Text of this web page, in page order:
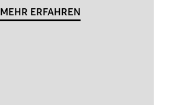
MEHR ERFAHREN